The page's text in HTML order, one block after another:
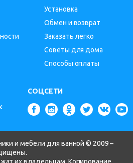
Установка
Обмен и возврат
Заказать легко
Советы для дома
Способы оплаты
СОЦСЕТИ
и мебели для ванной © 2009 –